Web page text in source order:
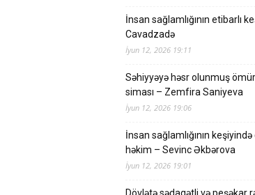
İnsan sağlamlığının etibarlı
Cavadzadə
İyun 12, 2026 19:11
Səhiyyəyə həsr olunmuş
siması – Zemfira Saniyeva
İyun 12, 2026 19:06
İnsan sağlamlığının
həkim – Sevinc Əkbərova
İyun 12, 2026 19:01